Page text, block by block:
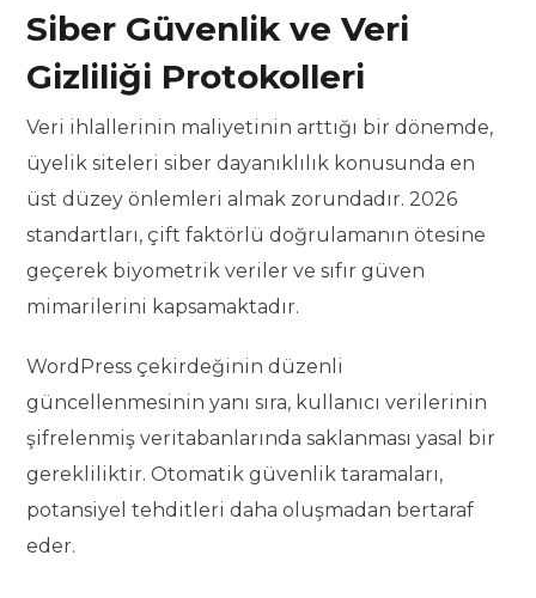
Siber Güvenlik ve Veri
Gizliliği Protokolleri
Veri ihlallerinin maliyetinin arttığı bir dönemde,
üyelik siteleri siber dayanıklılık konusunda en
üst düzey önlemleri almak zorundadır. 2026
standartları, çift faktörlü doğrulamanın ötesine
geçerek biyometrik veriler ve sıfır güven
mimarilerini kapsamaktadır.
WordPress çekirdeğinin düzenli
güncellenmesinin yanı sıra, kullanıcı verilerinin
şifrelenmiş veritabanlarında saklanması yasal bir
gerekliliktir. Otomatik güvenlik taramaları,
potansiyel tehditleri daha oluşmadan bertaraf
eder.